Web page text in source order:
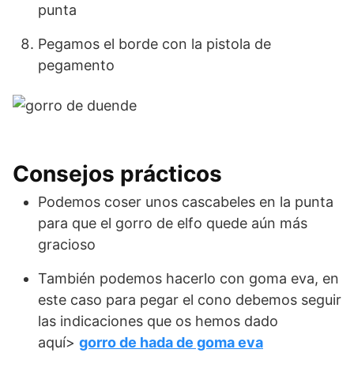
punta
Pegamos el borde con la pistola de
pegamento
Consejos prácticos
Podemos coser unos cascabeles en la punta
para que el gorro de elfo quede aún más
gracioso
También podemos hacerlo con goma eva, en
este caso para pegar el cono debemos seguir
las indicaciones que os hemos dado
aquí> gorro de hada de goma eva